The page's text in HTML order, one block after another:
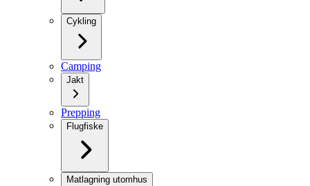
Cykling
Camping
Jakt
Prepping
Flugfiske
Matlagning utomhus